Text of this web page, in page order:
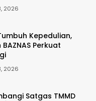
2026
Kepedulian,
Perkuat
2026
Satgas TMMD